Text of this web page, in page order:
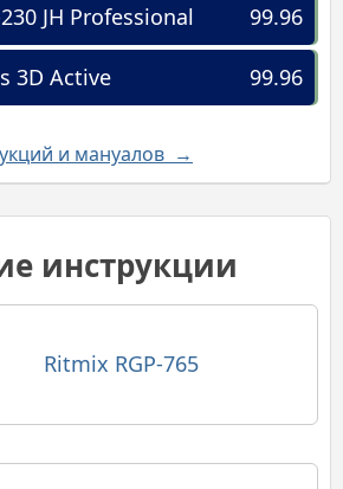
99.96
JH Professional
99.96
3D Active
и мануалов →
инструкции
Ritmix RGP-765